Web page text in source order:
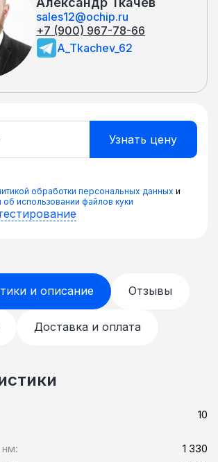
sales12@ochip.ru
+7 (900) 967-78-66
A_Tkachev_62
обработки персональных данных и
использовании файлов куки
и описание Отзывы
Доставка и оплата
10
нм:
1 330